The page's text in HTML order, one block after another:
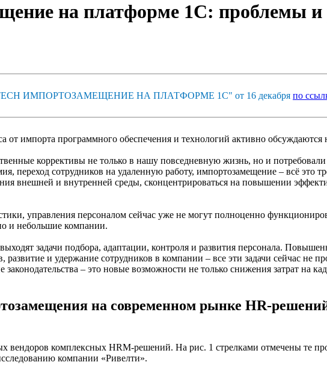
на платформе 1С: проблемы
TECH ИМПОРТОЗАМЕЩЕНИЕ НА ПЛАТФОРМЕ 1С" от 16 декабря по
от импорта программного обеспечения и технологий активно
коррективы не только в нашу повседневную жизнь, но и
переход сотрудников на удаленную работу, импортозамещение – всё это
внешней и внутренней среды, сконцентрироваться на повышении
управления персоналом сейчас уже не могут полноценно
и небольшие компании.
задачи подбора, адаптации, контроля и развития персонала.
и удержание сотрудников в компании – все эти задачи сейчас не
– это новые возможности не только снижения затрат на
на современном рынке HR-
комплексных HRM-решений. На рис. 1 стрелками отмечены те
компании «Ривелти».